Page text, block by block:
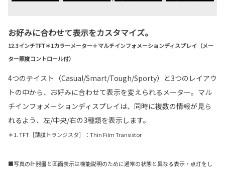
お好みに合わせて表示をカスタマイズ。
12.3インチTFT＊1カラーメーター＋マルチインフォメーションディスプレイ（メー
ター照度コントロール付）
4つのテイスト（Casual/Smart/Tough/Sporty）と3つのレイアウ
トの中から、お好みに合わせて表示を変えられるメーター。マル
チインフォメーションディスプレイは、同時に複数の情報が見ら
れるよう、左/中央/右の3種類を表示します。
＊1. TFT［薄膜トランジスタ］：Thin Film Transistor
■写真の計器盤と画面表示は機能説明のために通常の状態と異なる表示・点灯をし